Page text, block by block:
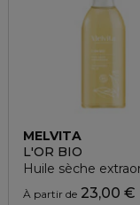
MELVITA
L'OR BIO
Huile sèche
À partir de 23,00 €